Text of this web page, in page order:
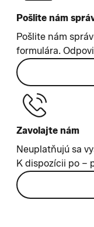
Pošlite nám
Pošlite nám
formulára.
Zavolajte nám
Neuplatňujú sa
K dispozícii po –